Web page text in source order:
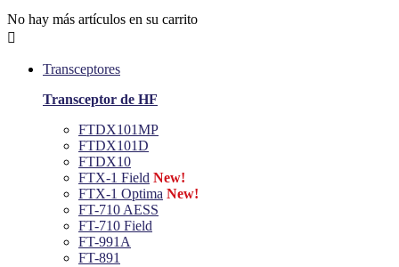
No hay más artículos en su carrito

Transceptores
Transceptor de HF
FTDX101MP
FTDX101D
FTDX10
FTX-1 Field New!
FTX-1 Optima New!
FT-710 AESS
FT-710 Field
FT-991A
FT-891